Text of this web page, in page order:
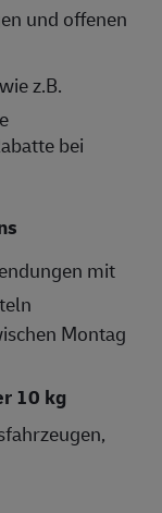
und offenen
wie z.B.
bei
mit
Montag
10 kg